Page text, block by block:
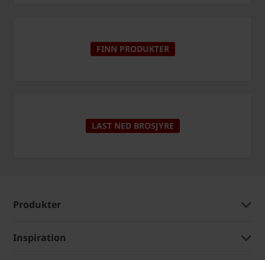
FINN PRODUKTER
LAST NED BROSJYRE
Produkter
Inspiration